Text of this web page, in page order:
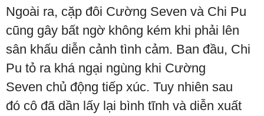
Ngoài ra, cặp đôi Cường Seven và Chi Pu
cũng gây bất ngờ không kém khi phải lên
sân khấu diễn cảnh tình cảm. Ban đầu, Chi
Pu tỏ ra khá ngại ngùng khi Cường
Seven chủ động tiếp xúc. Tuy nhiên sau
đó cô đã dần lấy lại bình tĩnh và diễn xuất